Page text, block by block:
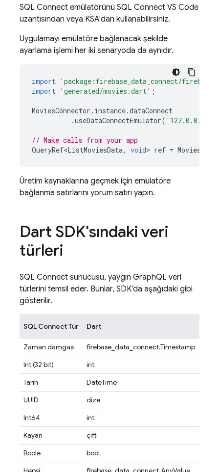
SQL Connect emülatörünü SQL Connect VS Code
uzantısından veya KSA'dan kullanabilirsiniz.
Uygulamayı emülatöre bağlanacak şekilde
ayarlama işlemi her iki senaryoda da aynıdır.
import 'package:firebase_data_connect/
import 'generated/movies.dart' ;
MoviesConnector . instance.dataConnect
.useDataConnectEmulator( '127.0.0.1'
// Make calls from your app
QueryRef<ListMoviesData, void> ref =
Üretim kaynaklarına geçmek için emülatöre
bağlanma satırlarını yorum satırı yapın.
Dart SDK'sındaki veri
türleri
SQL Connect sunucusu, yaygın GraphQL veri
türlerini temsil eder. Bunlar, SDK'da aşağıdaki gibi
gösterilir.
SQL ConnectTür Dart
Zaman damgası
firebase_data_connect.Timestamp
Int (32 bit)
int
Tarih
DateTime
UUID
dize
Int64
int
Kayan
çift
Boole
bool